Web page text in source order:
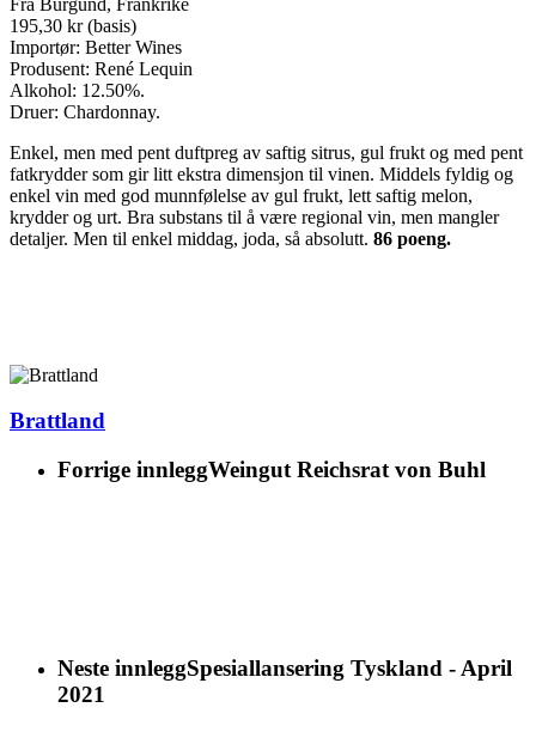
195,30 kr (basis)
Importør: Better Wines
Produsent: René Lequin
Alkohol: 12.50%.
Druer: Chardonnay.
Enkel, men med pent duftpreg av saftig sitrus, gul frukt og med pent
fatkrydder som gir litt ekstra dimensjon til vinen. Middels fyldig og
enkel vin med god munnfølelse av gul frukt, lett saftig melon,
krydder og urt. Bra substans til å være regional vin, men mangler
detaljer. Men til enkel middag, joda, så absolutt. 86 poeng.
Brattland
Forrige innleggWeingut Reichsrat von Buhl
Neste innleggSpesiallansering Tyskland - April
2021